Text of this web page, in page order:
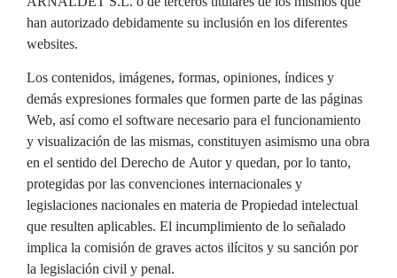
han autorizado debidamente su inclusión en los diferentes
websites.
Los contenidos, imágenes, formas, opiniones, índices y
demás expresiones formales que formen parte de las páginas
Web, así como el software necesario para el funcionamiento
y visualización de las mismas, constituyen asimismo una obra
en el sentido del Derecho de Autor y quedan, por lo tanto,
protegidas por las convenciones internacionales y
legislaciones nacionales en materia de Propiedad intelectual
que resulten aplicables. El incumplimiento de lo señalado
implica la comisión de graves actos ilícitos y su sanción por
la legislación civil y penal.